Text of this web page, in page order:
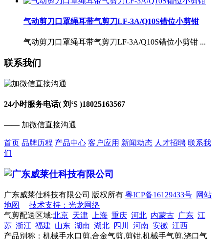
气动剪刀口罩绳耳带气剪刀LF-3A/Q10S错位小剪钳
气动剪刀口罩绳耳带气剪刀LF-3A/Q10S错位小剪钳 ...
联系我们
24小时服务电话( 刘‘S )18025163567
—— 加微信直接沟通
首页 品牌历程 产品中心 客户应用 新闻动态 人才招聘 联系我
们
广东威莱仕科技有限公司 版权所有 粤ICP备16129433号 网站
地图
技术支持：光龙网络
气剪配送区域:北京 天津 上海 重庆 河北 内蒙古 广东 江
苏 浙江 福建 山东 湖南 湖北 四川 河南 安徽 江西
产品别称：机械手水口剪,合金气剪,剪钳,机械手气剪,浇口气